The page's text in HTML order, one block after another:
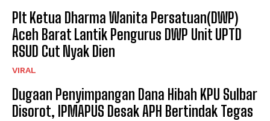
Plt Ketua Dharma Wanita Persatuan(DWP)
Aceh Barat Lantik Pengurus DWP Unit UPTD
RSUD Cut Nyak Dien
VIRAL
Dugaan Penyimpangan Dana Hibah KPU Sulbar
Disorot, IPMAPUS Desak APH Bertindak Tegas